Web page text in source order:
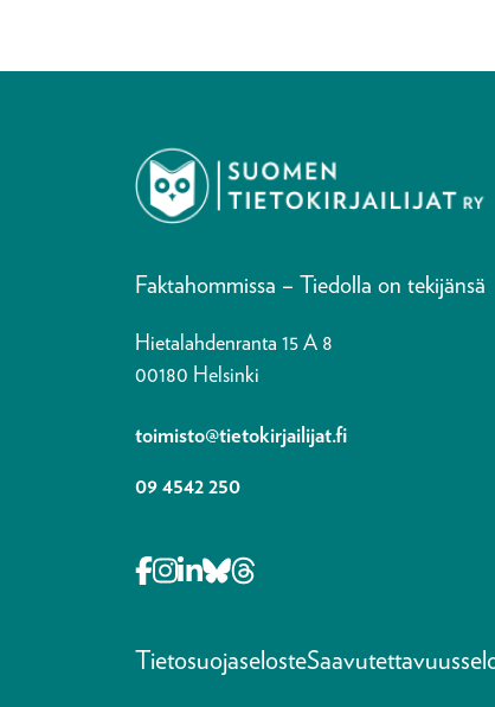
Faktahommissa – Tiedolla on tekijänsä
Hietalahdenranta 15 A 8
00180 Helsinki
toimisto@tietokirjailijat.fi
09 4542 250
Opens in a new tab Facebook-f
Opens in a new tab Instagram
Opens in a new tab
Opens in a new tab
Tietosuojaseloste